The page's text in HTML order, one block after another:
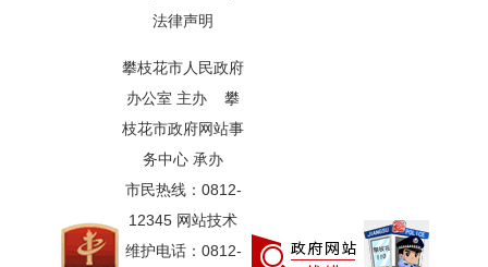
法律声明
攀枝花市人民政府
办公室 主办 攀
枝花市政府网站事
务中心 承办
市民热线：0812-
12345 网站技术
维护电话：0812-